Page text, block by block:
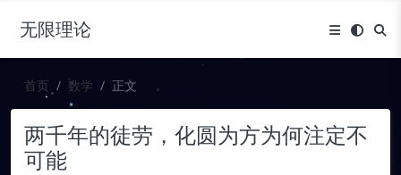
无限理论
首页 数学 正文
两千年的徒劳，化圆为方为何注定不
可能